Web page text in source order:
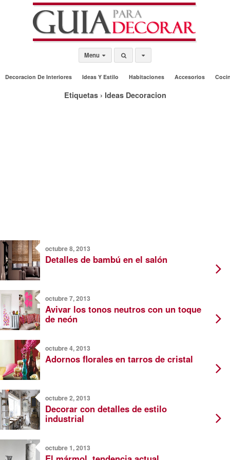
Menu
Decoracion De Interiores Ideas Y Estilo Habitaciones Accesorios
Etiquetas › Ideas Decoracion
octubre 8, 2013
Detalles de bambú en el salón
octubre 7, 2013
Avivar los tonos neutros con un toque
de neón
octubre 4, 2013
Adornos florales en tarros de cristal
octubre 2, 2013
Decorar con detalles de estilo
industrial
octubre 1, 2013